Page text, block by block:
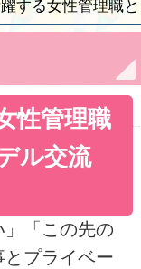
する女性管理職
性管理職
ル交流
」「この先の
プライベー